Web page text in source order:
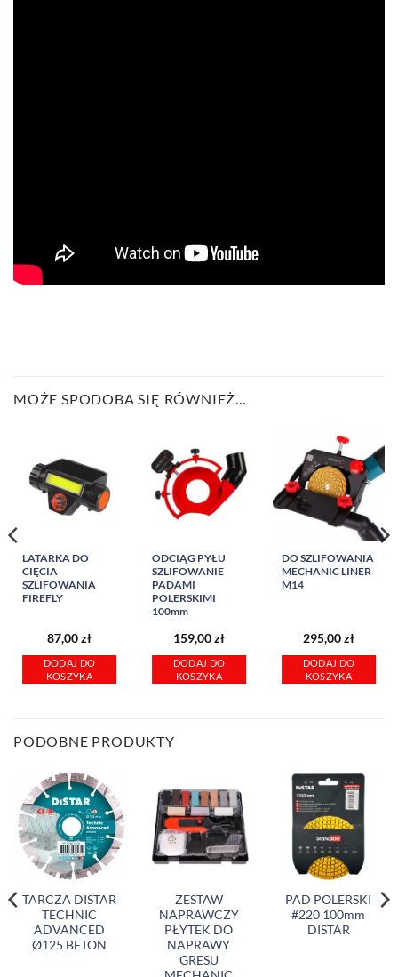
MOŻE SPODOBA SIĘ RÓWNIEŻ…
LATARKA DO
CIĘCIA
SZLIFOWANIA
FIREFLY
87,00zł
DODAJ DO
KOSZYKA
ODCIĄG PYŁU
SZLIFOWANIE
PADAMI
POLERSKIMI
100mm
159,00zł
DODAJ DO
KOSZYKA
DO SZLIFOWANIA
MECHANIC LINER
M14
295,00zł
DODAJ DO
KOSZYKA
PODOBNE PRODUKTY
TARCZA DISTAR
TECHNIC
ADVANCED
Ø125 BETON
ZESTAW
NAPRAWCZY
PŁYTEK DO
NAPRAWY
GRESU
PAD POLERSKI
#220 100mm
DISTAR